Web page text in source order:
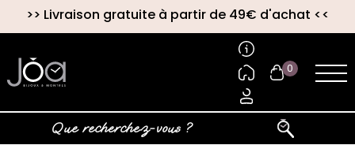
>> Livraison gratuite à partir de 49€ d'achat <<
0